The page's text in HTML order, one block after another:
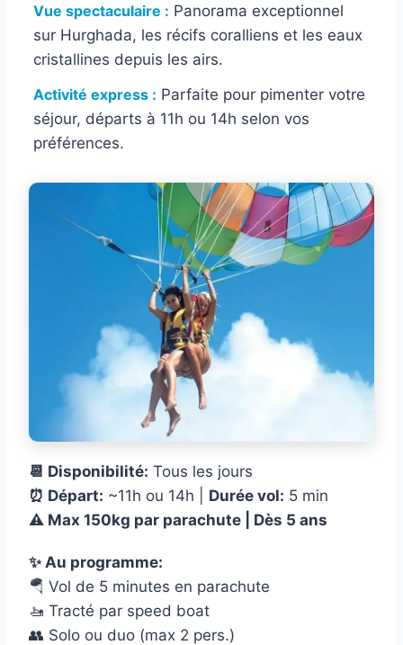
Vue spectaculaire : Panorama exceptionnel
sur Hurghada, les récifs coralliens et les eaux
cristallines depuis les airs.
Activité express : Parfaite pour pimenter votre
séjour, départs à 11h ou 14h selon vos
préférences.
📆 Disponibilité: Tous les jours
⏰ Départ: ~11h ou 14h | Durée vol: 5 min
⚠️ Max 150kg par parachute | Dès 5 ans
✨ Au programme:
🪂 Vol de 5 minutes en parachute
🚤 Tracté par speed boat
👥 Solo ou duo (max 2 pers.)